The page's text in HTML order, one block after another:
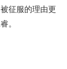
征服的理由更
。